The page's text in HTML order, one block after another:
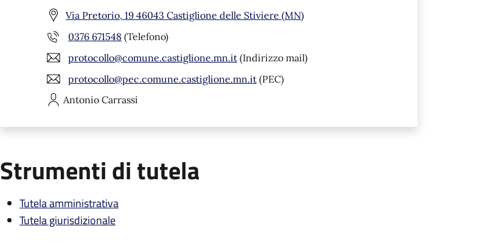
Via Pretorio, 19 46043 Castiglione delle Stiviere (MN)
0376 671548 (Telefono)
protocollo@comune.castiglione.mn.it (Indirizzo mail)
protocollo@pec.comune.castiglione.mn.it (PEC)
Antonio Carrassi
Strumenti di tutela
Tutela amministrativa
Tutela giurisdizionale